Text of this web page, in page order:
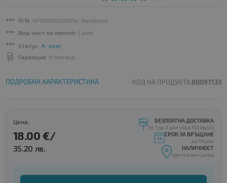
P/N: AP10D000300for Notebook
Вид част за лаптоп: Cover
Статус: A- клас
Гаранция: 6 месеца
ПОДРОБНА ХАРАКТЕРИСТИКА КОД НА ПРОДУКТА:80097133
Цена:
18.00 €/
35.20 лв.
БЕЗПЛАТНА ДОСТАВКА
от 1 до 3 дни (над 153 евро)
СРОК ЗА ВРЪЩАНЕ
до 14 дни
НАЛИЧНОСТ
Централен Склад